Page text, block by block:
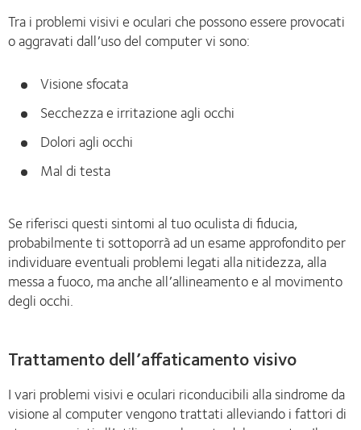
Tra i problemi visivi e oculari che possono essere provocati
o aggravati dall’uso del computer vi sono:
Visione sfocata
Secchezza e irritazione agli occhi
Dolori agli occhi
Mal di testa
Se riferisci questi sintomi al tuo oculista di fiducia,
probabilmente ti sottoporrà ad un esame approfondito per
individuare eventuali problemi legati alla nitidezza, alla
messa a fuoco, ma anche all’allineamento e al movimento
degli occhi.
Trattamento dell’affaticamento visivo
I vari problemi visivi e oculari riconducibili alla sindrome da
visione al computer vengono trattati alleviando i fattori di